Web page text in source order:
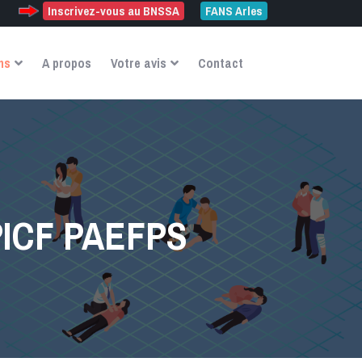
Inscrivez-vous au BNSSA FANS Arles
A propos Votre avis Contact
PAEFPS